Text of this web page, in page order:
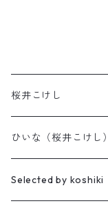
桜井こけし
天神様
櫻井家の伝統こけし
ひいな（桜井こけし）
昭寛作
Selected by koshiki